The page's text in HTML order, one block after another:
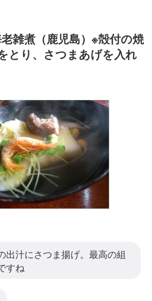
雑煮（鹿児島）※殻付の焼
とり、さつまあげを入れ
出汁にさつま揚げ。最高の組
すね